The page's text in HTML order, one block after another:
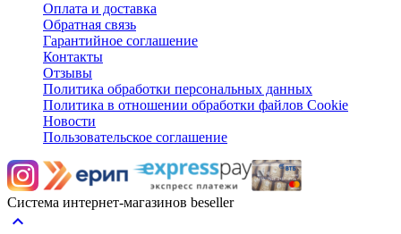
Оплата и доставка
Обратная связь
Гарантийное соглашение
Контакты
Отзывы
Политика обработки персональных данных
Политика в отношении обработки файлов Cookie
Новости
Пользовательское соглашение
Система интернет-магазинов beseller
keyboard_arrow_up